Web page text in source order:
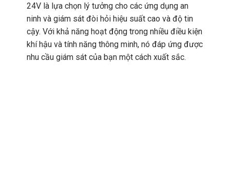
24V là lựa chọn lý tưởng cho các ứng dụng an
ninh và giám sát đòi hỏi hiệu suất cao và độ tin
cậy. Với khả năng hoạt động trong nhiều điều kiện
khí hậu và tính năng thông minh, nó đáp ứng được
nhu cầu giám sát của bạn một cách xuất sắc.